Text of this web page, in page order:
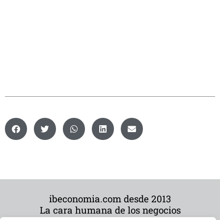
ibeconomia.com desde 2013
La cara humana de los negocios